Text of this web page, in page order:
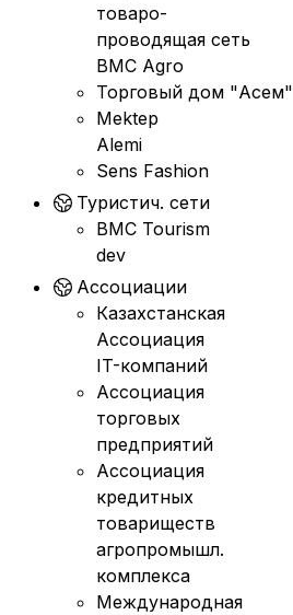
товаро-
проводящая сеть
BMC Agro
Торговый дом "Асем"
Mektep
Alemi
Sens Fashion
Туристич. сети
BMC Tourism
dev
Ассоциации
Казахстанская
Ассоциация
IT-компаний
Ассоциация
торговых
предприятий
Ассоциация
кредитных
товариществ
агропромышл.
комплекса
Международная